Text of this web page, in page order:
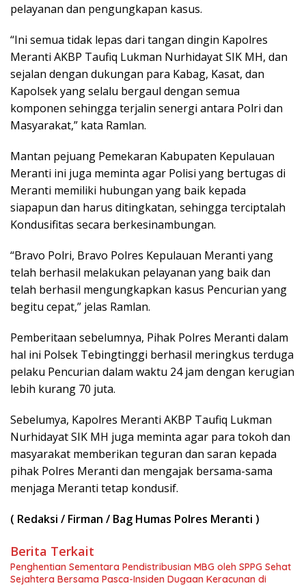
pelayanan dan pengungkapan kasus.
“Ini semua tidak lepas dari tangan dingin Kapolres
Meranti AKBP Taufiq Lukman Nurhidayat SIK MH, dan
sejalan dengan dukungan para Kabag, Kasat, dan
Kapolsek yang selalu bergaul dengan semua
komponen sehingga terjalin senergi antara Polri dan
Masyarakat,” kata Ramlan.
Mantan pejuang Pemekaran Kabupaten Kepulauan
Meranti ini juga meminta agar Polisi yang bertugas di
Meranti memiliki hubungan yang baik kepada
siapapun dan harus ditingkatan, sehingga terciptalah
Kondusifitas secara berkesinambungan.
“Bravo Polri, Bravo Polres Kepulauan Meranti yang
telah berhasil melakukan pelayanan yang baik dan
telah berhasil mengungkapkan kasus Pencurian yang
begitu cepat,” jelas Ramlan.
Pemberitaan sebelumnya, Pihak Polres Meranti dalam
hal ini Polsek Tebingtinggi berhasil meringkus terduga
pelaku Pencurian dalam waktu 24 jam dengan kerugian
lebih kurang 70 juta.
Sebelumya, Kapolres Meranti AKBP Taufiq Lukman
Nurhidayat SIK MH juga meminta agar para tokoh dan
masyarakat memberikan teguran dan saran kepada
pihak Polres Meranti dan mengajak bersama-sama
menjaga Meranti tetap kondusif.
( Redaksi / Firman / Bag Humas Polres Meranti )
Berita Terkait
Penghentian Sementara Pendistribusian MBG oleh SPPG Sehat
Sejahtera Bersama Pasca-Insiden Dugaan Keracunan di